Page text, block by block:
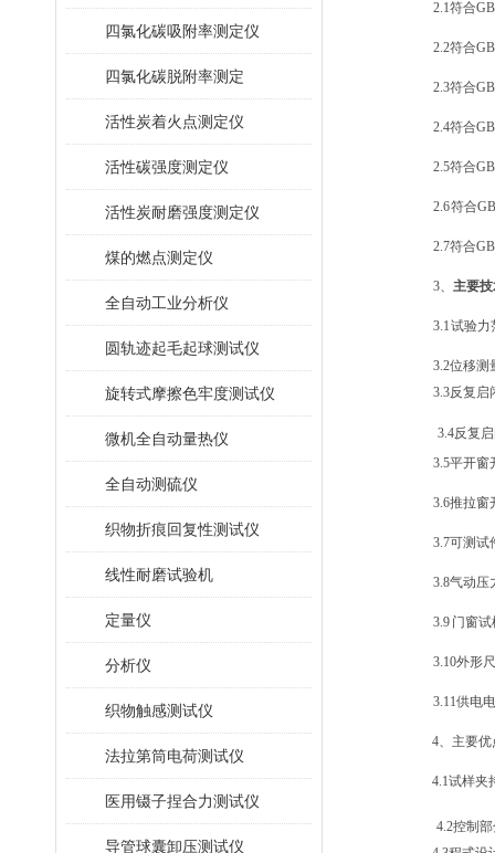
四氯化碳吸附率测定仪
四氯化碳脱附率测定
活性炭着火点测定仪
活性碳强度测定仪
活性炭耐磨强度测定仪
煤的燃点测定仪
全自动工业分析仪
圆轨迹起毛起球测试仪
旋转式摩擦色牢度测试仪
微机全自动量热仪
全自动测硫仪
织物折痕回复性测试仪
线性耐磨试验机
定量仪
分析仪
织物触感测试仪
法拉第筒电荷测试仪
医用镊子捏合力测试仪
导管球囊卸压测试仪
2.1符合
2.2符合
2.3符合
2.4符合
2.5符合
2.6符合
2.7符合
3、 主要
3.1试验力
3.2位移测
3.3反复启
3.4反复
3.5平开窗
3.6推拉窗
3.7可测试
3.8气动压
3.9 门窗
3.10外形
3.11供电
4、主要优
4.1试样夹
4.2控制